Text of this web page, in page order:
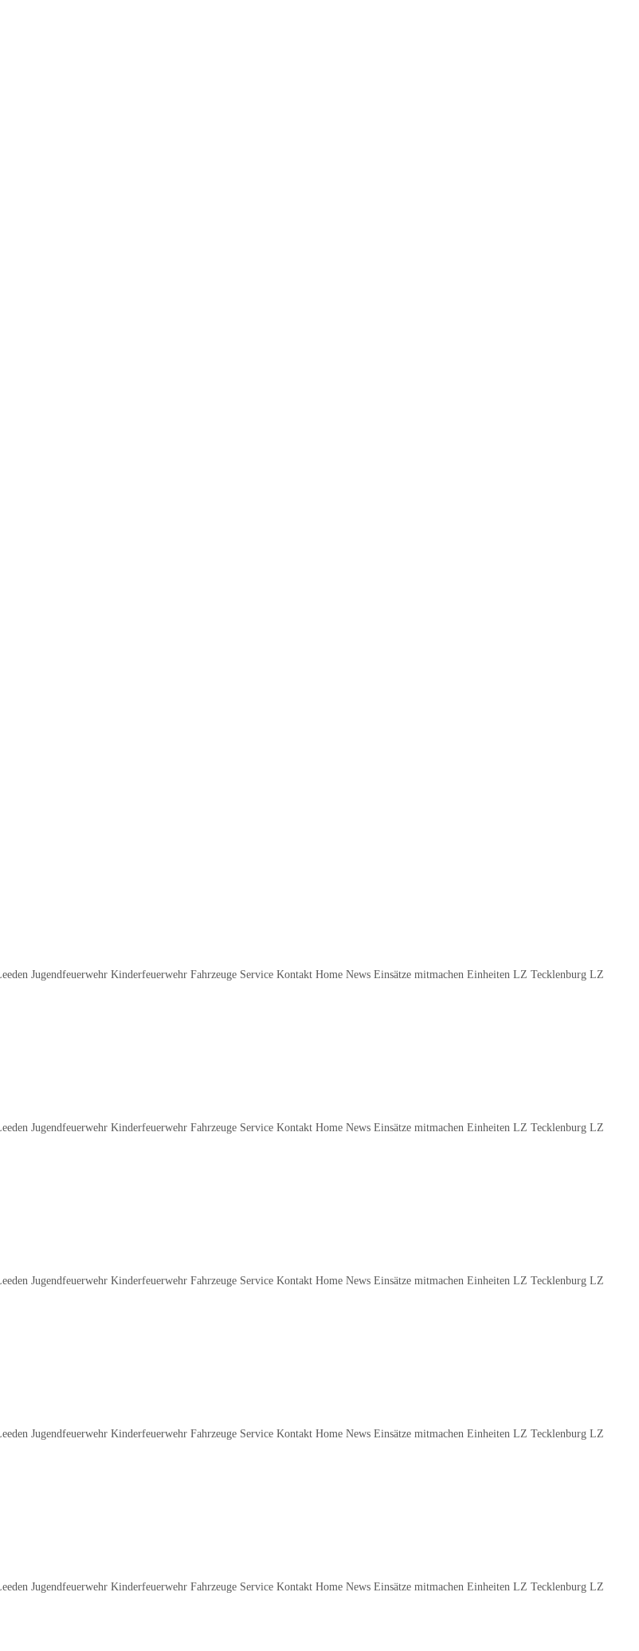
Jugendfeuerwehr Kinderfeuerwehr Fahrzeuge Service Kontakt Home News Einsätze mitmachen Einheiten LZ Tecklenburg LZ
Jugendfeuerwehr Kinderfeuerwehr Fahrzeuge Service Kontakt Home News Einsätze mitmachen Einheiten LZ Tecklenburg LZ
Jugendfeuerwehr Kinderfeuerwehr Fahrzeuge Service Kontakt Home News Einsätze mitmachen Einheiten LZ Tecklenburg LZ
Jugendfeuerwehr Kinderfeuerwehr Fahrzeuge Service Kontakt Home News Einsätze mitmachen Einheiten LZ Tecklenburg LZ
Jugendfeuerwehr Kinderfeuerwehr Fahrzeuge Service Kontakt Home News Einsätze mitmachen Einheiten LZ Tecklenburg LZ